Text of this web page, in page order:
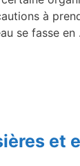
à
se fasse en
et